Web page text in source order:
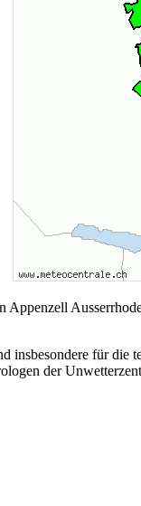
insbesondere für
der